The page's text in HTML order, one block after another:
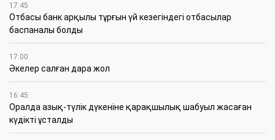
17:45
Отбасы банк арқылы тұрғын үй кезегіндегі отбасылар
баспаналы болды
17:00
Әкелер салған дара жол
16:45
Оралда азық-түлік дүкеніне қарақшылық шабуыл жасаған
күдікті ұсталды